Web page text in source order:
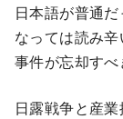
日本語が普通
なっては読み
事件が忘却すべ
日露戦争と産